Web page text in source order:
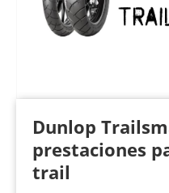
Dunlop
prestaciones
trail